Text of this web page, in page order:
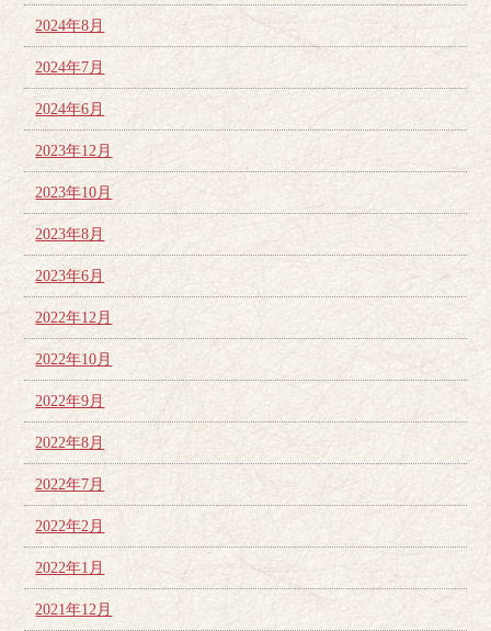
2024年8月
2024年7月
2024年6月
2023年12月
2023年10月
2023年8月
2023年6月
2022年12月
2022年10月
2022年9月
2022年8月
2022年7月
2022年2月
2022年1月
2021年12月